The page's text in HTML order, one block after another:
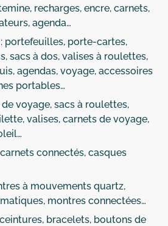
recharges, encre, carnets,
agenda…
portefeuilles, porte-cartes,
sacs à dos, valises à roulettes,
agendas, voyage, accessoires
portables…
de voyage, sacs à roulettes,
valises, carnets de voyage,
connectés, casques
à mouvements quartz,
montres connectées…
bracelets, boutons de